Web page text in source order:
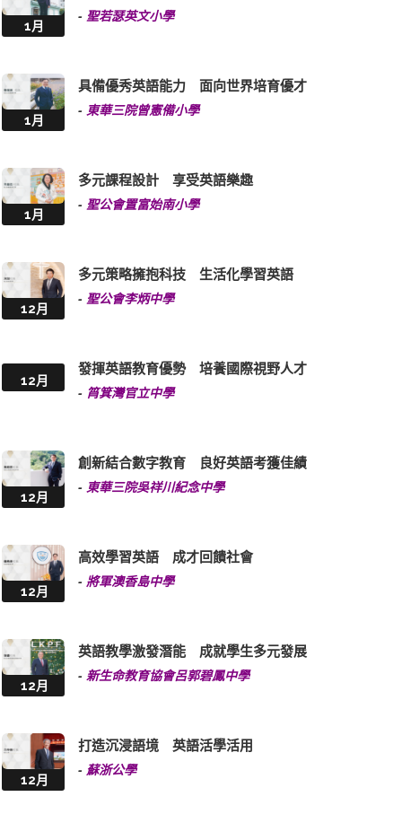
1月
- 聖若瑟英文小學
1月
具備優秀英語能力 面向世界培育優才
- 東華三院曾憲備小學
1月
多元課程設計 享受英語樂趣
- 聖公會置富始南小學
12月
多元策略擁抱科技 生活化學習英語
- 聖公會李炳中學
12月
發揮英語教育優勢 培養國際視野人才
- 筲箕灣官立中學
12月
創新結合數字教育 良好英語考獲佳績
- 東華三院吳祥川紀念中學
12月
高效學習英語 成才回饋社會
- 將軍澳香島中學
12月
英語教學激發潛能 成就學生多元發展
- 新生命教育協會呂郭碧鳳中學
12月
打造沉浸語境 英語活學活用
- 蘇浙公學